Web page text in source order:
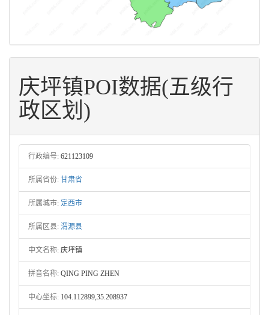
庆坪镇POI数据(五级行
政区划)
行政编号: 621123109
所属省份: 甘肃省
所属城市: 定西市
所属区县: 渭源县
中文名称: 庆坪镇
拼音名称: QING PING ZHEN
中心坐标: 104.112899,35.208937